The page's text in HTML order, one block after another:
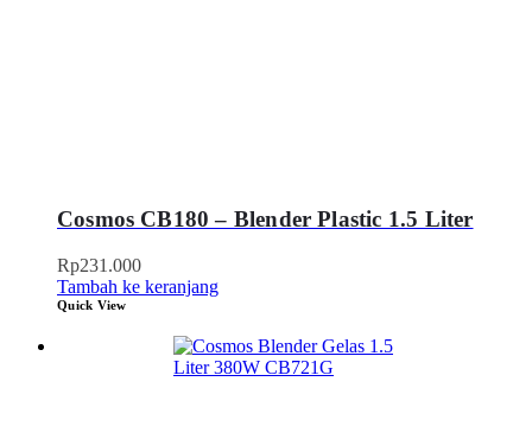
Cosmos CB180 – Blender Plastic 1.5 Liter
Rp231.000
Tambah ke keranjang
Quick View